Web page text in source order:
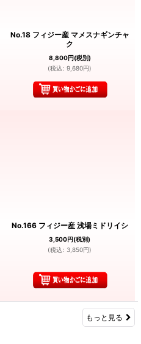
No.18 フィジー産 マメスナギンチャ
ク
8,800円(税別)
(税込 : 9,680円)
No.166 フィジー産 浅場ミドリイシ
3,500円(税別)
(税込 : 3,850円)
もっと見る